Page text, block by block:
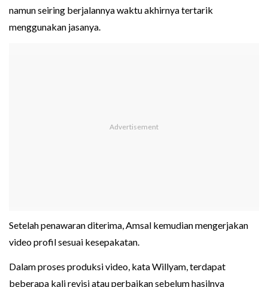
namun seiring berjalannya waktu akhirnya tertarik
menggunakan jasanya.
Setelah penawaran diterima, Amsal kemudian mengerjakan
video profil sesuai kesepakatan.
Dalam proses produksi video, kata Willyam, terdapat
beberapa kali revisi atau perbaikan sebelum hasilnya